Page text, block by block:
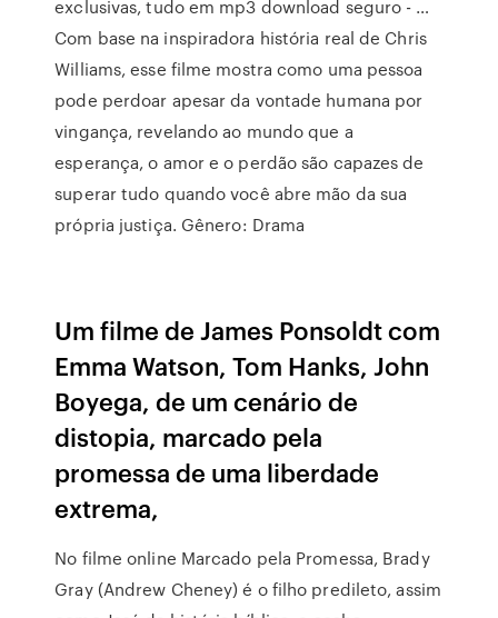
exclusivas, tudo em mp3 download seguro - …
Com base na inspiradora história real de Chris
Williams, esse filme mostra como uma pessoa
pode perdoar apesar da vontade humana por
vingança, revelando ao mundo que a
esperança, o amor e o perdão são capazes de
superar tudo quando você abre mão da sua
própria justiça. Gênero: Drama
Um filme de James Ponsoldt com
Emma Watson, Tom Hanks, John
Boyega, de um cenário de
distopia, marcado pela
promessa de uma liberdade
extrema,
No filme online Marcado pela Promessa, Brady
Gray (Andrew Cheney) é o filho predileto, assim